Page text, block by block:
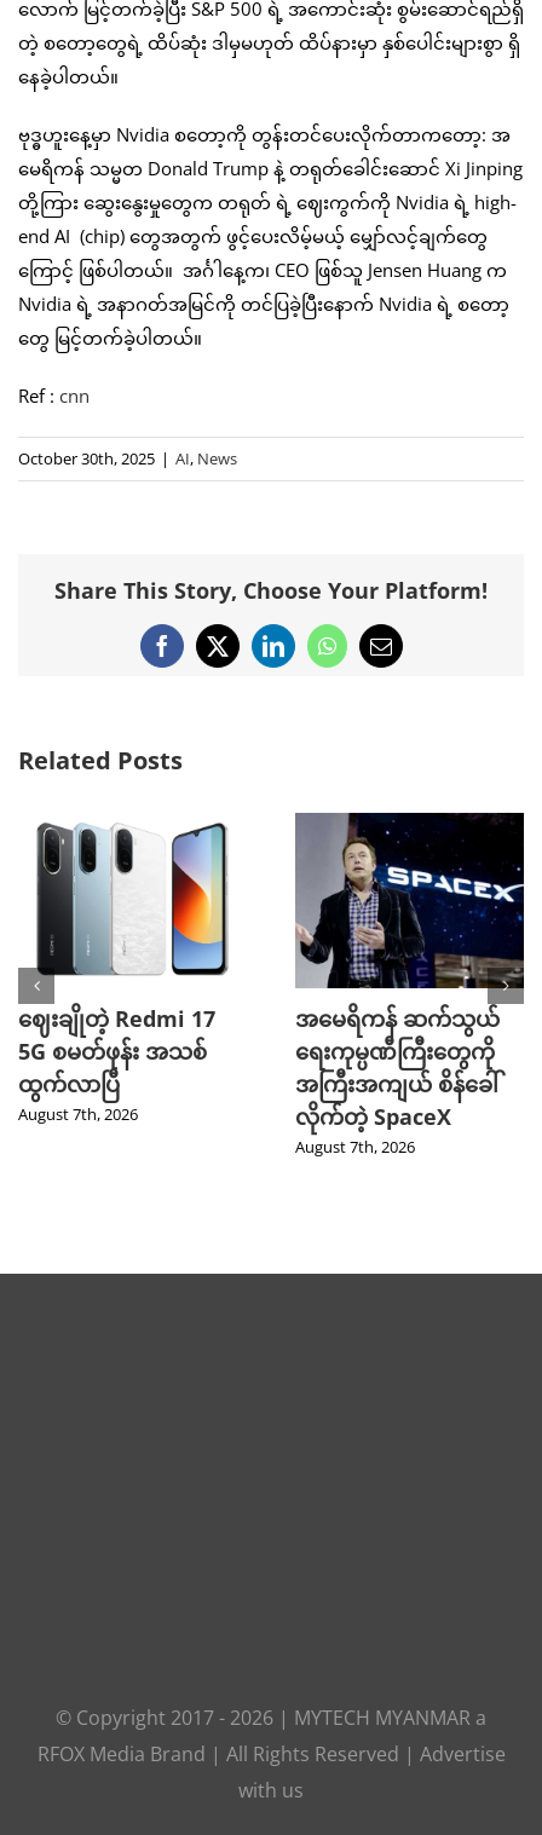
လောက် မြင့်တက်ခဲ့ပြီး S&P 500 ရဲ့ အကောင်းဆုံး စွမ်းဆောင်ရည်ရှိ
တဲ့ စတော့တွေရဲ့ ထိပ်ဆုံး ဒါမှမဟုတ် ထိပ်နားမှာ နှစ်ပေါင်းများစွာ ရှိ
နေခဲ့ပါတယ်။
ဗုဒ္ဓဟူးနေ့မှာ Nvidia စတော့ကို တွန်းတင်ပေးလိုက်တာကတော့: အ
မေရိကန် သမ္မတ Donald Trump နဲ့ တရုတ်ခေါင်းဆောင် Xi Jinping
တို့ကြား ဆွေးနွေးမှုတွေက တရုတ် ရဲ့ ဈေးကွက်ကို Nvidia ရဲ့ high-
end AI (chip) တွေအတွက် ဖွင့်ပေးလိမ့်မယ့် မျှော်လင့်ချက်တွေ
ကြောင့် ဖြစ်ပါတယ်။ အင်္ဂါနေ့က၊ CEO ဖြစ်သူ Jensen Huang က
Nvidia ရဲ့ အနာဂတ်အမြင်ကို တင်ပြခဲ့ပြီးနောက် Nvidia ရဲ့ စတော့
တွေ မြင့်တက်ခဲ့ပါတယ်။
Ref : cnn
October 30th, 2025 | AI, News
Share This Story, Choose Your Platform!
Facebook
X LinkedInWhatsApp
Email
Related Posts
ဈေးချိုတဲ့ Redmi 17
5G စမတ်ဖုန်း အသစ်
ထွက်လာပြီ
August 7th, 2026
အမေရိကန် ဆက်သွယ်
ရေးကုမ္ပဏီကြီးတွေကို
အကြီးအကျယ် စိန်ခေါ်
လိုက်တဲ့ SpaceX
August 7th, 2026
© Copyright 2017 - 2026 | MYTECH MYANMAR a
RFOX Media Brand | All Rights Reserved | Advertise
with us